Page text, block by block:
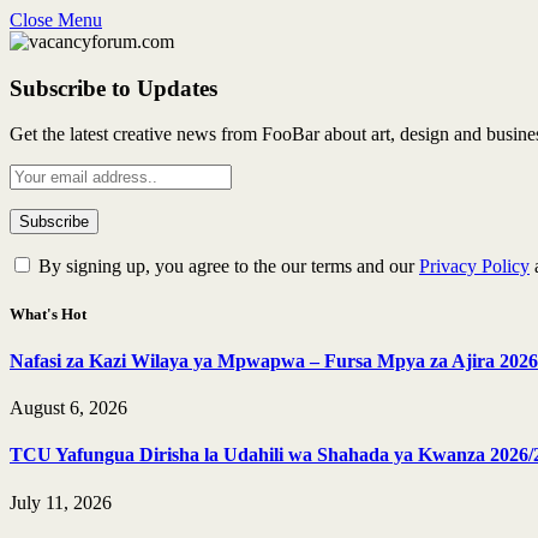
Close Menu
Subscribe to Updates
Get the latest creative news from FooBar about art, design and
By signing up, you agree to the our terms and ourPrivacy Policy
What's Hot
Nafasi za Kazi Wilaya ya Mpwapwa – Fursa Mpya za Ajira 2026
August 6, 2026
TCU Yafungua Dirisha la Udahili wa Shahada ya Kwanza 2026/
July 11, 2026